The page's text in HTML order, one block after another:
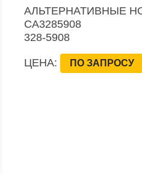
АЛЬТЕРНАТИВНЫЕ
CA3285908
328-5908
ЦЕНА: ПО ЗАПРОСУ